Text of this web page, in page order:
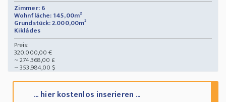
Zimmer: 6
Wohnfläche: 145,00m²
Grundstück: 2.000,00m²
Kikládes
Preis:
320.000,00 €
~ 274.368,00 £
~ 353.984,00 $
... hier kostenlos inserieren ...